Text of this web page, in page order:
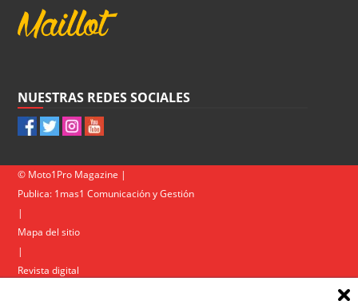
NUESTRAS REDES SOCIALES
© Moto1Pro Magazine |
Publica: 1mas1 Comunicación y Gestión
|
Mapa del sitio
|
Revista digital